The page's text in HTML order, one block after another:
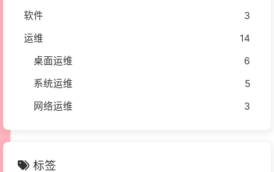
软件
3
运维
14
桌面运维
6
系统运维
5
网络运维
3
标签